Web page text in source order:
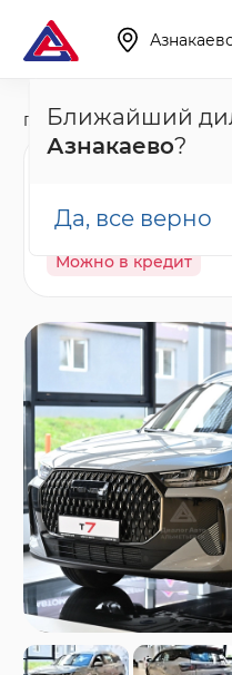
Ближайший
Азнакаево?
Да, все верно
Главная Каталог Новые
В наличии
Можно в кредит